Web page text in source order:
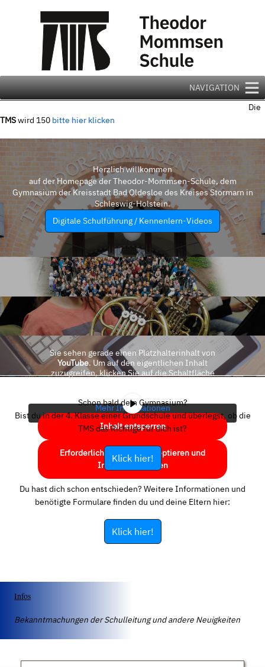
NAVIGATION
Die
TMSwird 150 bitte hier klicken
Herzlich willkommen
auf der Homepage der Theodor-Mommsen-Schule, dem
Gymnasium der Kreisstadt Bad Oldesloe des Kreises Stormarn in
Schleswig-Holstein.
Digitale Schulführung / Kennenlern-Videos
Sie sehen gerade einen Platzhalterinhalt von
YouTube. Um auf den eigentlichen Inhalt
zuzugreifen, klicken Sie auf die Schaltfläche
Mehr Informationen
Inhalt entsperren
Erforderlichen Service akzeptieren und
Inhalte entsperren
Schon bald dein Gymnasium?
Bist du in der 4. Klasse einer Grundschule und überlegst, ob die
TMS das Richtige für dich ist?
Klick hier!
Du hast dich schon entschieden? Weitere Informationen und
benötigte Formulare finden du und deine Eltern hier:
Klick hier!
Infos
Bekanntmachungen der Schulleitung und andere Neuigkeiten